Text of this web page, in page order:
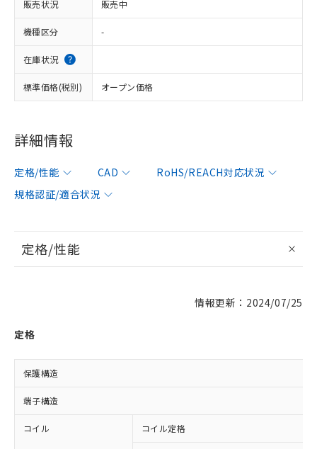
販売状況 販売中
機種区分 -
在庫状況
標準価格(税別) オープン価格
詳細情報
定格/性能 CAD
RoHS/REACH対応状況
規格認証/適合状況
定格/性能
情報更新：2024/07/25
定格
保護構造
端子構造
コイル コイル定格